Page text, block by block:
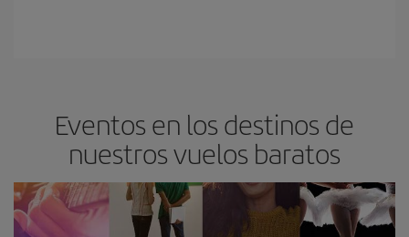
Eventos en los destinos de
nuestros vuelos baratos